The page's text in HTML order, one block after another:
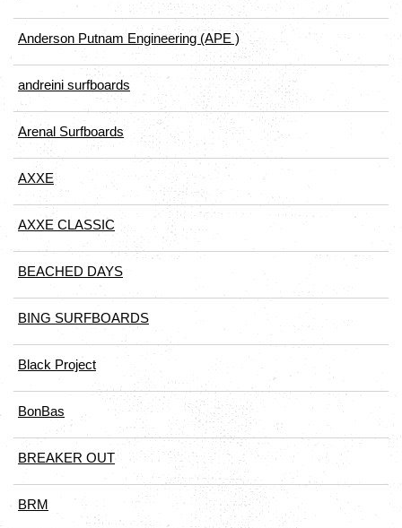
Anderson Putnam Engineering (APE )
andreini surfboards
Arenal Surfboards
AXXE
AXXE CLASSIC
BEACHED DAYS
BING SURFBOARDS
Black Project
BonBas
BREAKER OUT
BRM